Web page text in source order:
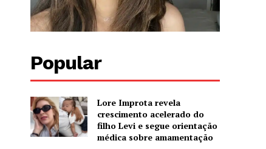
Popular
Lore Improta revela
crescimento acelerado do
filho Levi e segue orientação
médica sobre amamentação